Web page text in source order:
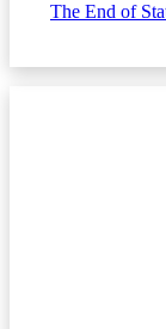
The End of